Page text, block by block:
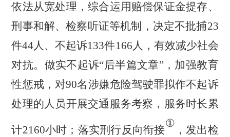
依法从宽处理，综合运用赔偿保证金提存、
刑事和解、检察听证等机制，决定不批捕23
件44人、不起诉133件166人，有效减少社会
对抗。做实不起诉“后半篇文章”，加强教育
性惩戒，对90名涉嫌危险驾驶罪拟作不起诉
处理的人员开展交通服务考察，服务时长累
计2160小时；落实刑行反向衔接
①
，发出检